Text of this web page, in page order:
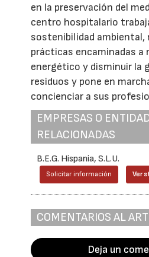
en la preservación del
centro hospitalario
sostenibilidad ambiental,
prácticas encaminadas a
energético y disminuir la
residuos y pone en
concienciar a sus
EMPRESAS O
RELACIONADAS
B.E.G. Hispania, S.L.U.
Solicitar información Ver
COMENTARIOS AL
Deja un